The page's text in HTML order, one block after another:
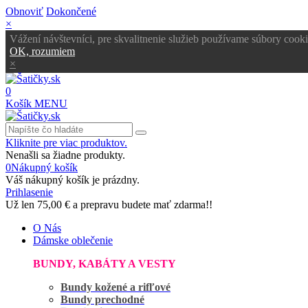
Obnoviť Dokončené
×
Vážení návštevníci, pre skvalitnenie služieb používame súbory
OK, rozumiem
×
0
Košík MENU
Kliknite pre viac produktov.
Nenašli sa žiadne produkty.
0Nákupný košík
Váš nákupný košík je prázdny.
Prihlasenie
Už len 75,00 € a prepravu budete mať zdarma!!
O Nás
Dámske oblečenie
BUNDY, KABÁTY A VESTY
Bundy kožené a rifľové
Bundy prechodné